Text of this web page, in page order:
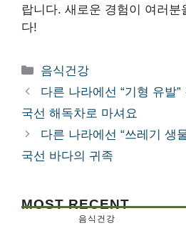
랍니다. 새로운 경험이 여러분
다!
카
테
리
음식건강
다른 나라에선 “기형 유발
국선 해독차로 마셔요
다른 나라에선 “쓰레기 생
국선 바다의 귀족
MOST RECENT
음식건강